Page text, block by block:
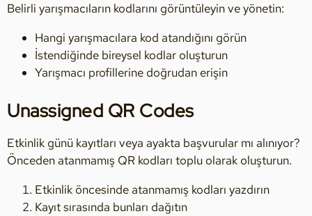
Belirli yarışmacıların kodlarını görüntüleyin ve yönetin:
Hangi yarışmacılara kod atandığını görün
İstendiğinde bireysel kodlar oluşturun
Yarışmacı profillerine doğrudan erişin
Unassigned QR Codes
Etkinlik günü kayıtları veya ayakta başvurular mı alınıyor?
Önceden atanmamış QR kodları toplu olarak oluşturun.
Etkinlik öncesinde atanmamış kodları yazdırın
Kayıt sırasında bunları dağıtın